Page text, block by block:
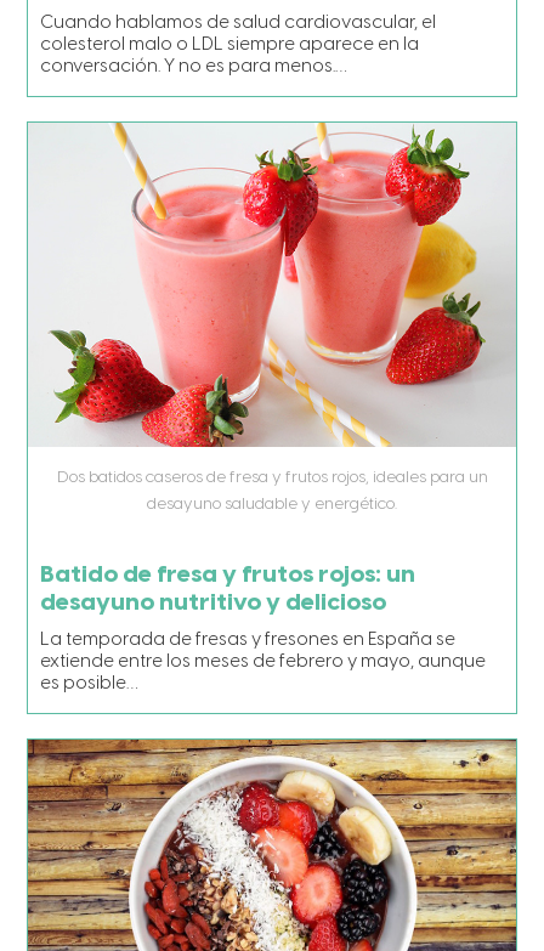
Cuando hablamos de salud cardiovascular, el
colesterol malo o LDL siempre aparece en la
conversación. Y no es para menos.…
Dos batidos caseros de fresa y frutos rojos, ideales para un
desayuno saludable y energético.
Batido de fresa y frutos rojos: un
desayuno nutritivo y delicioso
La temporada de fresas y fresones en España se
extiende entre los meses de febrero y mayo, aunque
es posible…